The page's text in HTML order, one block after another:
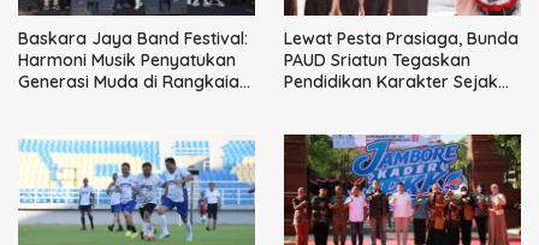
Baskara Jaya Band Festival:
Harmoni Musik Penyatukan
Generasi Muda di Rangkaian
Lewat Pesta Prasiaga, Bunda
PAUD Sriatun Tegaskan
Pendidikan Karakter Sejak